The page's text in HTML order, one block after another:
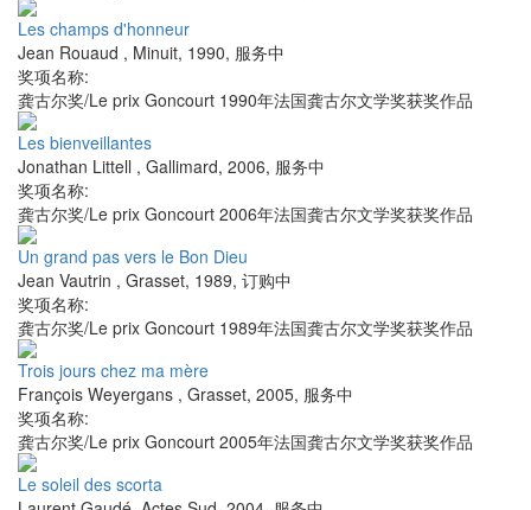
Les champs d'honneur
Jean Rouaud , Minuit, 1990, 服务中
奖项名称:
龚古尔奖/Le prix Goncourt 1990年法国龚古尔文学奖获奖作品
Les bienveillantes
Jonathan Littell , Gallimard, 2006, 服务中
奖项名称:
龚古尔奖/Le prix Goncourt 2006年法国龚古尔文学奖获奖作品
Un grand pas vers le Bon Dieu
Jean Vautrin , Grasset, 1989, 订购中
奖项名称:
龚古尔奖/Le prix Goncourt 1989年法国龚古尔文学奖获奖作品
Trois jours chez ma mère
François Weyergans , Grasset, 2005, 服务中
奖项名称:
龚古尔奖/Le prix Goncourt 2005年法国龚古尔文学奖获奖作品
Le soleil des scorta